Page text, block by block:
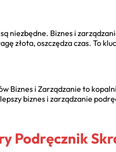
niezbędne. Biznes i
złota, oszczędza czas. To
Biznes i Zarządzanie to
biznes i zarządzanie
Podręcznik